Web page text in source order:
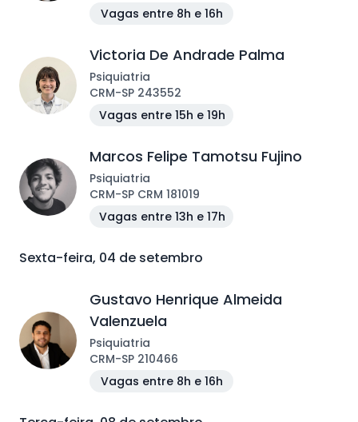
Vagas entre 8h e 16h
Victoria De Andrade Palma
Psiquiatria
CRM-SP 243552
Vagas entre 15h e 19h
Marcos Felipe Tamotsu Fujino
Psiquiatria
CRM-SP CRM 181019
Vagas entre 13h e 17h
Sexta-feira, 04 de setembro
Gustavo Henrique Almeida
Valenzuela
Psiquiatria
CRM-SP 210466
Vagas entre 8h e 16h